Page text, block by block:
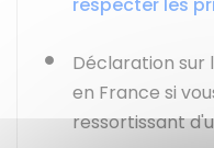
Déclaration sur
en France si
ressortissant